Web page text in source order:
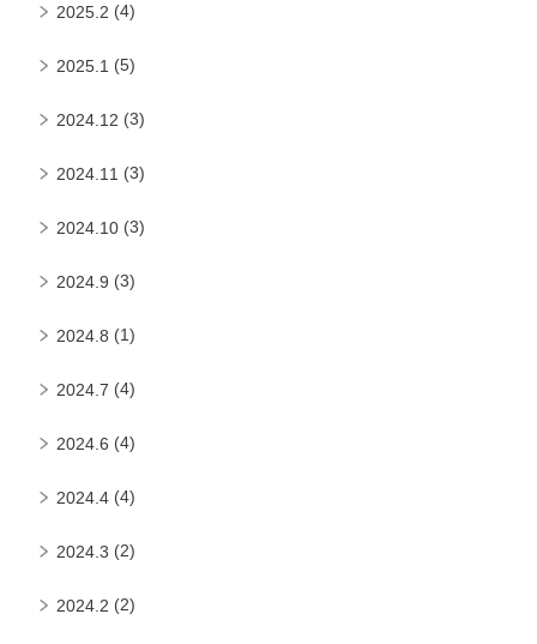
2025.2 (4)
2025.1 (5)
2024.12 (3)
2024.11 (3)
2024.10 (3)
2024.9 (3)
2024.8 (1)
2024.7 (4)
2024.6 (4)
2024.4 (4)
2024.3 (2)
2024.2 (2)